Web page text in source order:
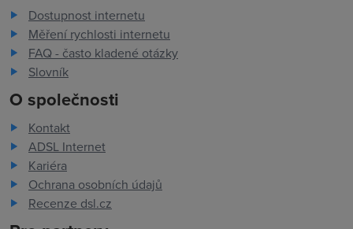
Dostupnost internetu
Měření rychlosti internetu
FAQ - často kladené otázky
Slovník
O společnosti
Kontakt
ADSL Internet
Kariéra
Ochrana osobních údajů
Recenze dsl.cz